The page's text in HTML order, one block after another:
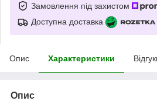
Замовлення під захистом
Доступна доставка
Опис Характеристики
Опис